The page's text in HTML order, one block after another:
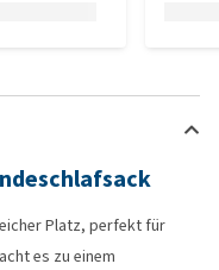
Platz, perfekt für
es zu einem